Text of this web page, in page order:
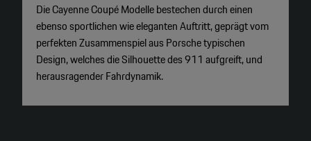
Die Cayenne Coupé Modelle bestechen durch einen
ebenso sportlichen wie eleganten Auftritt, geprägt vom
perfekten Zusammenspiel aus Porsche typischen
Design, welches die Silhouette des 911 aufgreift, und
herausragender Fahrdynamik.